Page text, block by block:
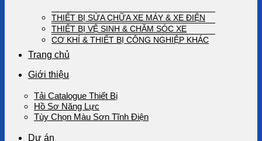
THIẾT BỊ SỬA CHỮA XE MÁY & XE ĐIỆN
THIẾT BỊ VỆ SINH & CHĂM SÓC XE
CƠ KHÍ & THIẾT BỊ CÔNG NGHIỆP KHÁC
Trang chủ
Giới thiệu
Tải Catalogue Thiết Bị
Hồ Sơ Năng Lực
Tùy Chọn Màu Sơn Tĩnh Điện
Dự án